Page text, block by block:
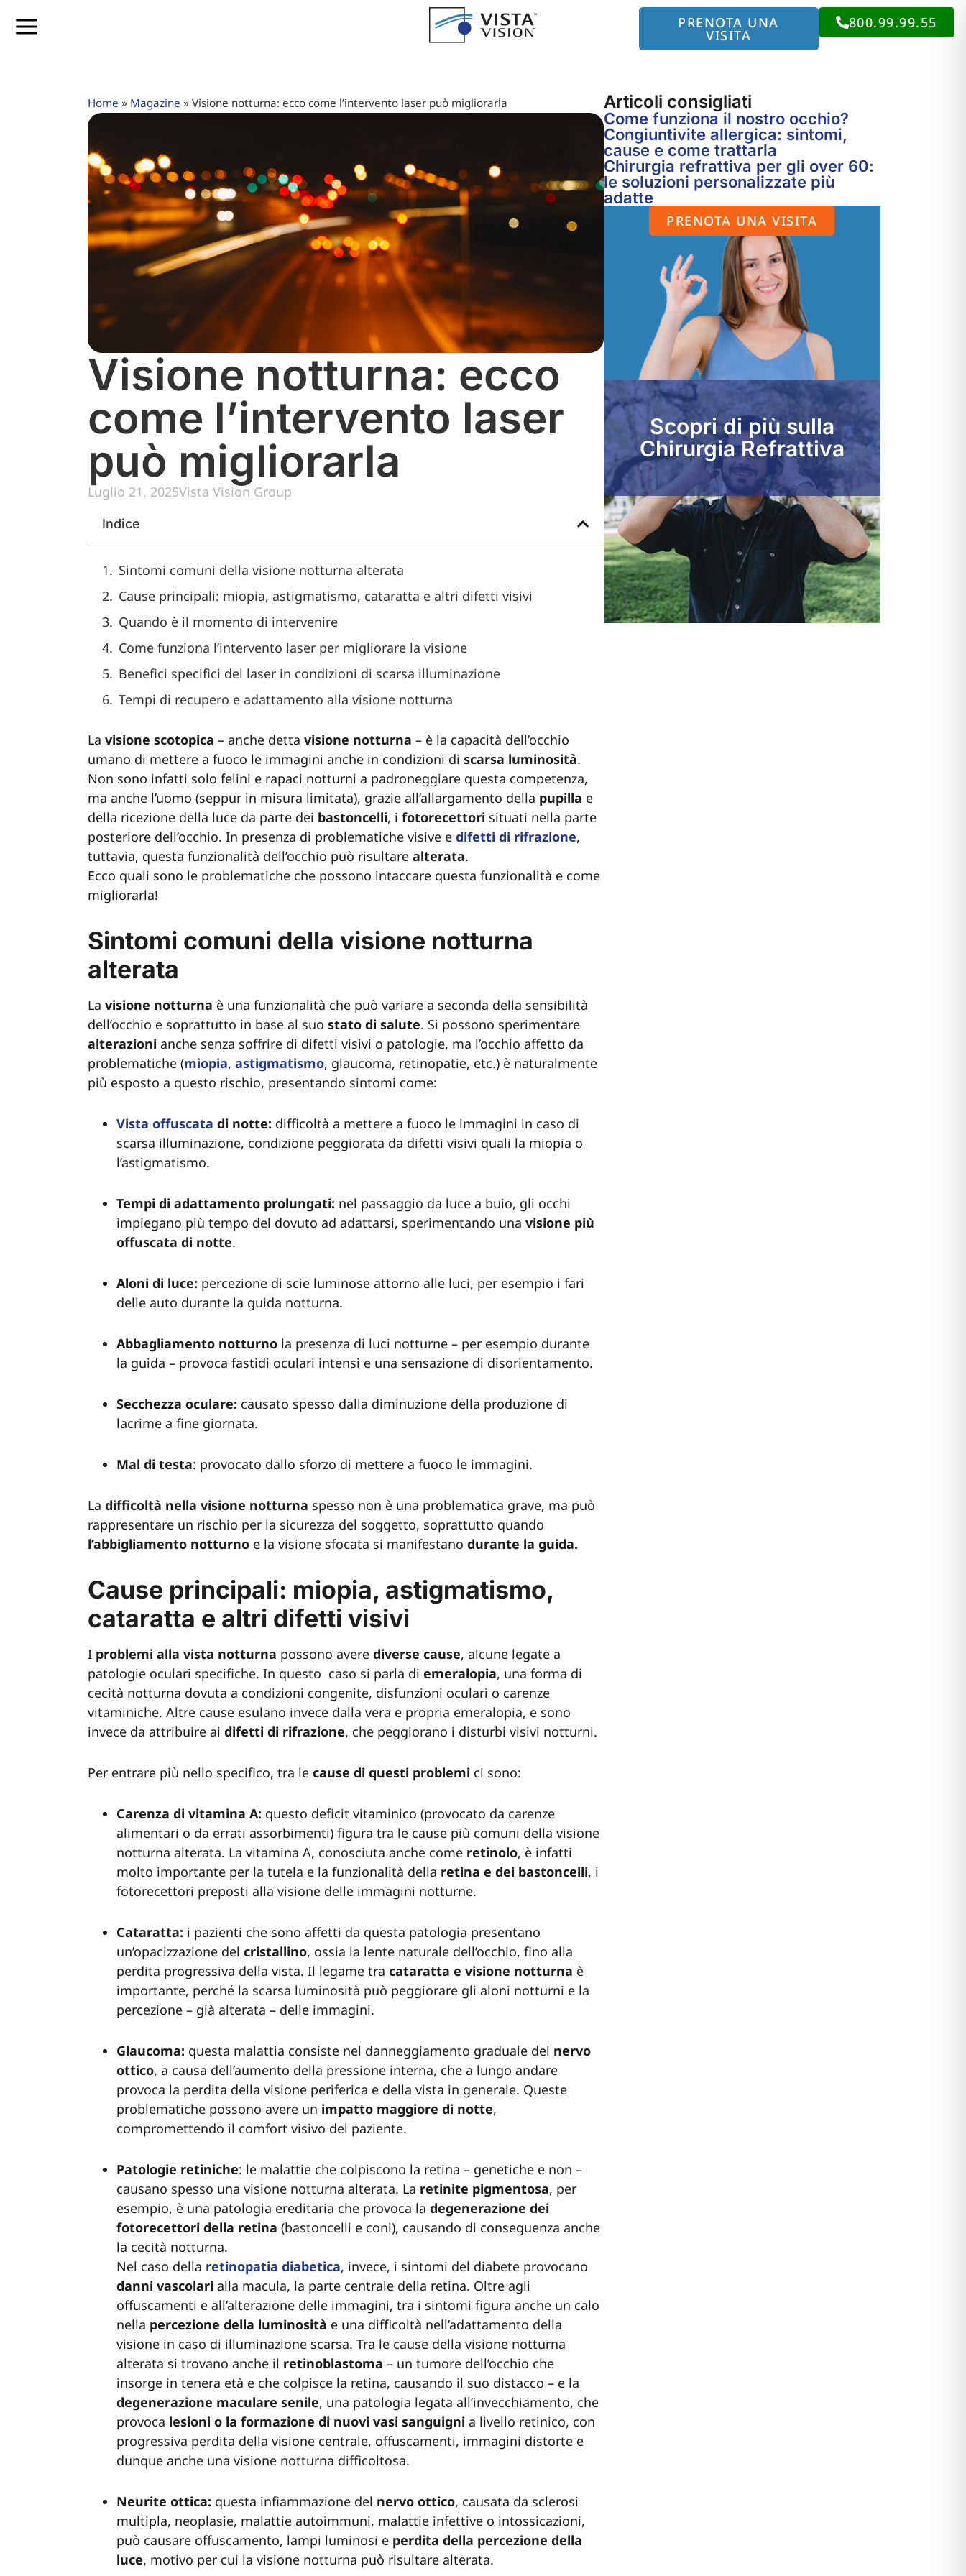
PRENOTA UNA
VISITA
800.99.99.55
Home » Magazine » Visione notturna: ecco come l’intervento laser può migliorarla
Visione notturna: ecco
come l’intervento laser
può migliorarla
Luglio 21, 2025Vista Vision Group
Indice
Sintomi comuni della visione notturna alterata
Cause principali: miopia, astigmatismo, cataratta e altri difetti visivi
Quando è il momento di intervenire
Come funziona l’intervento laser per migliorare la visione
Benefici specifici del laser in condizioni di scarsa illuminazione
Tempi di recupero e adattamento alla visione notturna
La visione scotopica – anche detta visione notturna – è la capacità dell’occhio
umano di mettere a fuoco le immagini anche in condizioni di scarsa luminosità.
Non sono infatti solo felini e rapaci notturni a padroneggiare questa competenza,
ma anche l’uomo (seppur in misura limitata), grazie all’allargamento della pupilla e
della ricezione della luce da parte dei bastoncelli, i fotorecettori situati nella parte
posteriore dell’occhio. In presenza di problematiche visive e difetti di rifrazione,
tuttavia, questa funzionalità dell’occhio può risultare alterata.
Ecco quali sono le problematiche che possono intaccare questa funzionalità e come
migliorarla!
Sintomi comuni della visione notturna
alterata
La visione notturna è una funzionalità che può variare a seconda della sensibilità
dell’occhio e soprattutto in base al suo stato di salute. Si possono sperimentare
alterazioni anche senza soffrire di difetti visivi o patologie, ma l’occhio affetto da
problematiche (miopia, astigmatismo, glaucoma, retinopatie, etc.) è naturalmente
più esposto a questo rischio, presentando sintomi come:
Vista offuscata di notte: difficoltà a mettere a fuoco le immagini in caso di
scarsa illuminazione, condizione peggiorata da difetti visivi quali la miopia o
l’astigmatismo.
Tempi di adattamento prolungati: nel passaggio da luce a buio, gli occhi
impiegano più tempo del dovuto ad adattarsi, sperimentando una visione più
offuscata di notte.
Aloni di luce: percezione di scie luminose attorno alle luci, per esempio i fari
delle auto durante la guida notturna.
Abbagliamento notturno la presenza di luci notturne – per esempio durante
la guida – provoca fastidi oculari intensi e una sensazione di disorientamento.
Secchezza oculare: causato spesso dalla diminuzione della produzione di
lacrime a fine giornata.
Mal di testa: provocato dallo sforzo di mettere a fuoco le immagini.
La difficoltà nella visione notturna spesso non è una problematica grave, ma può
rappresentare un rischio per la sicurezza del soggetto, soprattutto quando
l’abbigliamento notturno e la visione sfocata si manifestano durante la guida.
Cause principali: miopia, astigmatismo,
cataratta e altri difetti visivi
I problemi alla vista notturna possono avere diverse cause, alcune legate a
patologie oculari specifiche. In questo caso si parla di emeralopia, una forma di
cecità notturna dovuta a condizioni congenite, disfunzioni oculari o carenze
vitaminiche. Altre cause esulano invece dalla vera e propria emeralopia, e sono
invece da attribuire ai difetti di rifrazione, che peggiorano i disturbi visivi notturni.
Per entrare più nello specifico, tra le cause di questi problemi ci sono:
Carenza di vitamina A: questo deficit vitaminico (provocato da carenze
alimentari o da errati assorbimenti) figura tra le cause più comuni della visione
notturna alterata. La vitamina A, conosciuta anche come retinolo, è infatti
molto importante per la tutela e la funzionalità della retina e dei bastoncelli, i
fotorecettori preposti alla visione delle immagini notturne.
Cataratta: i pazienti che sono affetti da questa patologia presentano
un’opacizzazione del cristallino, ossia la lente naturale dell’occhio, fino alla
perdita progressiva della vista. Il legame tra cataratta e visione notturna è
importante, perché la scarsa luminosità può peggiorare gli aloni notturni e la
percezione – già alterata – delle immagini.
Glaucoma: questa malattia consiste nel danneggiamento graduale del nervo
ottico, a causa dell’aumento della pressione interna, che a lungo andare
provoca la perdita della visione periferica e della vista in generale. Queste
problematiche possono avere un impatto maggiore di notte,
compromettendo il comfort visivo del paziente.
Patologie retiniche: le malattie che colpiscono la retina – genetiche e non –
causano spesso una visione notturna alterata. La retinite pigmentosa, per
esempio, è una patologia ereditaria che provoca la degenerazione dei
fotorecettori della retina (bastoncelli e coni), causando di conseguenza anche
la cecità notturna.
Nel caso della retinopatia diabetica, invece, i sintomi del diabete provocano
danni vascolari alla macula, la parte centrale della retina. Oltre agli
offuscamenti e all’alterazione delle immagini, tra i sintomi figura anche un calo
nella percezione della luminosità e una difficoltà nell’adattamento della
visione in caso di illuminazione scarsa. Tra le cause della visione notturna
alterata si trovano anche il retinoblastoma – un tumore dell’occhio che
insorge in tenera età e che colpisce la retina, causando il suo distacco – e la
degenerazione maculare senile, una patologia legata all’invecchiamento, che
provoca lesioni o la formazione di nuovi vasi sanguigni a livello retinico, con
progressiva perdita della visione centrale, offuscamenti, immagini distorte e
dunque anche una visione notturna difficoltosa.
Neurite ottica: questa infiammazione del nervo ottico, causata da sclerosi
multipla, neoplasie, malattie autoimmuni, malattie infettive o intossicazioni,
può causare offuscamento, lampi luminosi e perdita della percezione della
luce, motivo per cui la visione notturna può risultare alterata.
Articoli consigliati
Come funziona il nostro occhio?
Congiuntivite allergica: sintomi,
cause e come trattarla
Chirurgia refrattiva per gli over 60:
le soluzioni personalizzate più
adatte
PRENOTA UNA VISITA
Scopri di più sulla
Chirurgia Refrattiva